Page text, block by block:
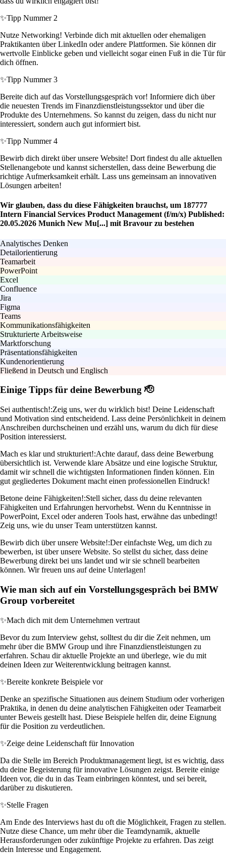
✨Tipp Nummer 2
Nutze Networking! Verbinde dich mit aktuellen oder ehemaligen
Praktikanten über LinkedIn oder andere Plattformen. Sie können dir
wertvolle Einblicke geben und vielleicht sogar einen Fuß in die Tür für
dich öffnen.
✨Tipp Nummer 3
Bereite dich auf das Vorstellungsgespräch vor! Informiere dich über
die neuesten Trends im Finanzdienstleistungssektor und über die
Produkte des Unternehmens. So kannst du zeigen, dass du nicht nur
interessiert, sondern auch gut informiert bist.
✨Tipp Nummer 4
Bewirb dich direkt über unsere Website! Dort findest du alle aktuellen
Stellenangebote und kannst sicherstellen, dass deine Bewerbung die
richtige Aufmerksamkeit erhält. Lass uns gemeinsam an innovativen
Lösungen arbeiten!
Wir glauben, dass du diese Fähigkeiten brauchst, um 187777
Intern Financial Services Product Management (f/m/x) Published:
20.05.2026 Munich New Mu[...] mit Bravour zu bestehen
Analytisches Denken
Detailorientierung
Teamarbeit
PowerPoint
Excel
Confluence
Jira
Figma
Teams
Kommunikationsfähigkeiten
Strukturierte Arbeitsweise
Marktforschung
Präsentationsfähigkeiten
Kundenorientierung
Fließend in Deutsch und Englisch
Einige Tipps für deine Bewerbung 🫡
Sei authentisch!:Zeig uns, wer du wirklich bist! Deine Leidenschaft
und Motivation sind entscheidend. Lass deine Persönlichkeit in deinem
Anschreiben durchscheinen und erzähl uns, warum du dich für diese
Position interessierst.
Mach es klar und strukturiert!:Achte darauf, dass deine Bewerbung
übersichtlich ist. Verwende klare Absätze und eine logische Struktur,
damit wir schnell die wichtigsten Informationen finden können. Ein
gut gegliedertes Dokument macht einen professionellen Eindruck!
Betone deine Fähigkeiten!:Stell sicher, dass du deine relevanten
Fähigkeiten und Erfahrungen hervorhebst. Wenn du Kenntnisse in
PowerPoint, Excel oder anderen Tools hast, erwähne das unbedingt!
Zeig uns, wie du unser Team unterstützen kannst.
Bewirb dich über unsere Website!:Der einfachste Weg, um dich zu
bewerben, ist über unsere Website. So stellst du sicher, dass deine
Bewerbung direkt bei uns landet und wir sie schnell bearbeiten
können. Wir freuen uns auf deine Unterlagen!
Wie man sich auf ein Vorstellungsgespräch bei BMW
Group vorbereitet
✨Mach dich mit dem Unternehmen vertraut
Bevor du zum Interview gehst, solltest du dir die Zeit nehmen, um
mehr über die BMW Group und ihre Finanzdienstleistungen zu
erfahren. Schau dir aktuelle Projekte an und überlege, wie du mit
deinen Ideen zur Weiterentwicklung beitragen kannst.
✨Bereite konkrete Beispiele vor
Denke an spezifische Situationen aus deinem Studium oder vorherigen
Praktika, in denen du deine analytischen Fähigkeiten oder Teamarbeit
unter Beweis gestellt hast. Diese Beispiele helfen dir, deine Eignung
für die Position zu verdeutlichen.
✨Zeige deine Leidenschaft für Innovation
Da die Stelle im Bereich Produktmanagement liegt, ist es wichtig, dass
du deine Begeisterung für innovative Lösungen zeigst. Bereite einige
Ideen vor, die du in das Team einbringen könntest, und sei bereit,
darüber zu diskutieren.
✨Stelle Fragen
Am Ende des Interviews hast du oft die Möglichkeit, Fragen zu stellen.
Nutze diese Chance, um mehr über die Teamdynamik, aktuelle
Herausforderungen oder zukünftige Projekte zu erfahren. Das zeigt
dein Interesse und Engagement.